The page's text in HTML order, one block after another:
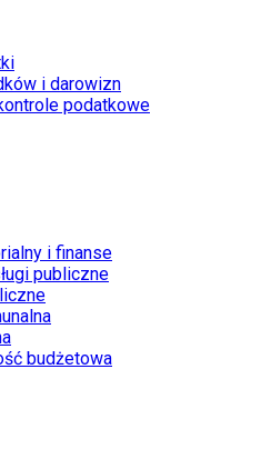
i darowizn
podatkowe
i finanse
publiczne
budżetowa